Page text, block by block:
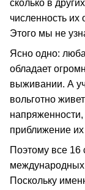
сколько в
численность
Этого мы не
Ясно одно:
обладает
выживании. А
вольготно
приближение их
Поэтому все 16
международных
Поскольку